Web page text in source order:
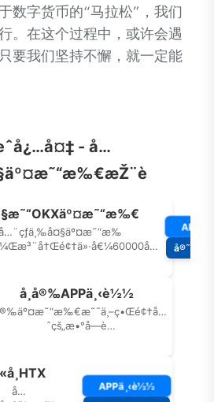
数字货币的“马拉松”，我们
。在这个过程中，或许会遇
要我们坚持不懈，就一定能